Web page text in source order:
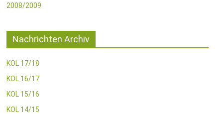
2008/2009
Nachrichten Archiv
KOL 17/18
KOL 16/17
KOL 15/16
KOL 14/15